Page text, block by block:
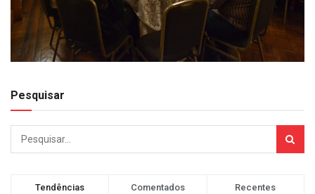
Pesquisar
Tendências Comentados Recentes